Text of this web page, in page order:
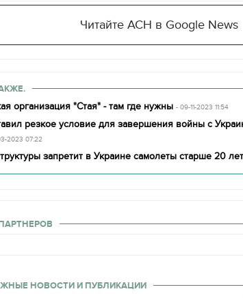
Читайте АСН в Google News
организация "Стая" - там где нужны - 09-11-2023 11:54
резкое условие для завершения войны с
2023 07:22
запретит в Украине самолеты старше 20 лет
НОВОСТИ И ПУБЛИКАЦИИ